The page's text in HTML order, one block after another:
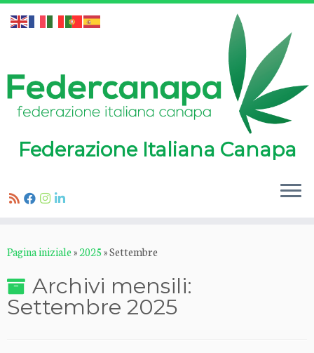
al
Federazione Italiana Canapa
Pagina iniziale»2025»Settembre
Archivi mensili:
Settembre 2025